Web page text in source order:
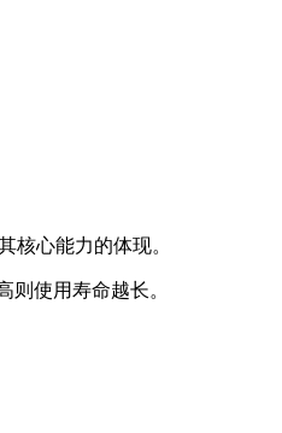
核心能力的体现。
使用寿命越长。